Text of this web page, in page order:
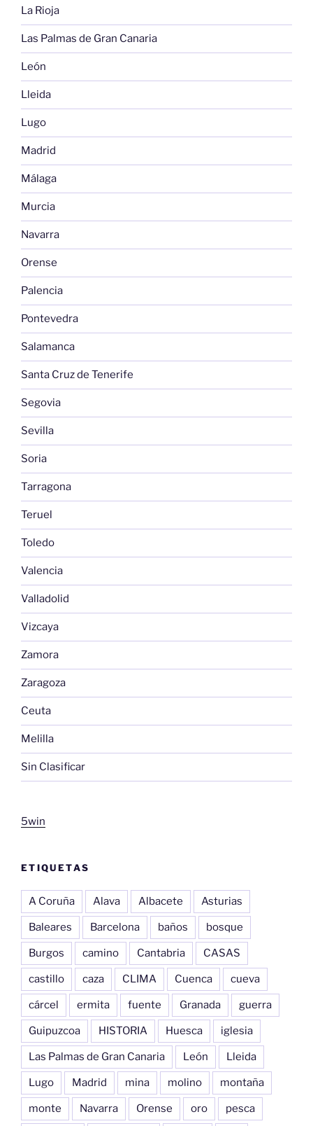
La Rioja
Las Palmas de Gran Canaria
León
Lleida
Lugo
Madrid
Málaga
Murcia
Navarra
Orense
Palencia
Pontevedra
Salamanca
Santa Cruz de Tenerife
Segovia
Sevilla
Soria
Tarragona
Teruel
Toledo
Valencia
Valladolid
Vizcaya
Zamora
Zaragoza
Ceuta
Melilla
Sin Clasificar
5win
ETIQUETAS
A Coruña Alava Albacete Asturias
Baleares Barcelona baños bosque
Burgos camino Cantabria CASAS
castillo caza CLIMA Cuenca cueva
cárcel ermita fuente Granada guerra
Guipuzcoa HISTORIA Huesca iglesia
Las Palmas de Gran Canaria León Lleida
Lugo Madrid mina molino montaña
monte Navarra Orense oro pesca